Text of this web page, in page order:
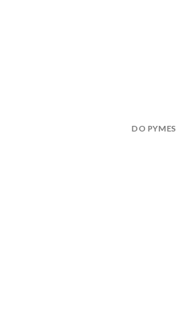
DO PYMES